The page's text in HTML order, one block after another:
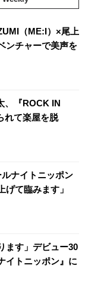
（ME:I）×尾上
ンチャーで美声を
、『ROCK IN
れて楽屋を脱
ナイトニッポン
げて臨みます」
ます」デビュー30
イトニッポン』に